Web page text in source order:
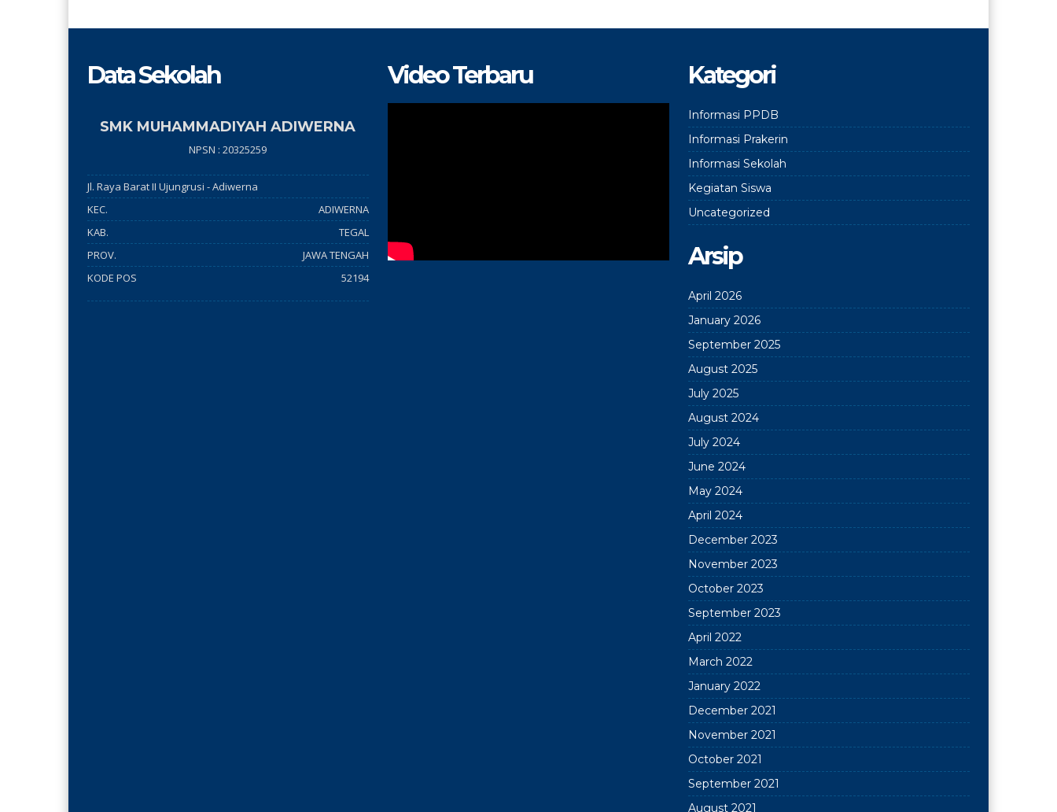
Data Sekolah
SMK MUHAMMADIYAH ADIWERNA
NPSN : 20325259
Jl. Raya Barat II Ujungrusi - Adiwerna
KEC.
ADIWERNA
KAB.
TEGAL
PROV.
JAWA TENGAH
KODE POS
52194
Video Terbaru Kategori
Informasi PPDB
Informasi Prakerin
Informasi Sekolah
Kegiatan Siswa
Uncategorized
Arsip
April 2026
January 2026
September 2025
August 2025
July 2025
August 2024
July 2024
June 2024
May 2024
April 2024
December 2023
November 2023
October 2023
September 2023
April 2022
March 2022
January 2022
December 2021
November 2021
October 2021
September 2021
August 2021